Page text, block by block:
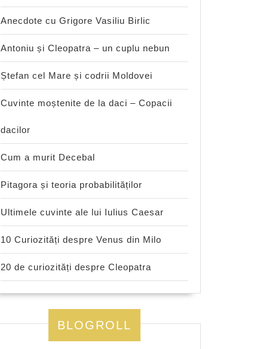
Anecdote cu Grigore Vasiliu Birlic
Antoniu și Cleopatra – un cuplu nebun
Ștefan cel Mare și codrii Moldovei
Cuvinte moștenite de la daci – Copacii
dacilor
Cum a murit Decebal
Pitagora și teoria probabilităților
Ultimele cuvinte ale lui Iulius Caesar
10 Curiozități despre Venus din Milo
20 de curiozități despre Cleopatra
BLOGROLL